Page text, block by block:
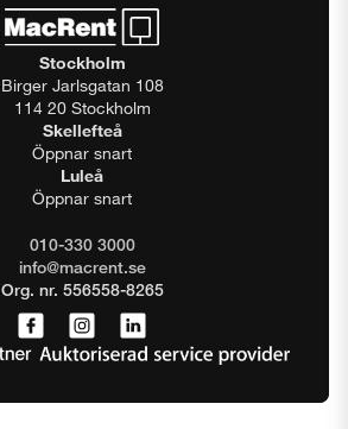
Stockholm
Birger Jarlsgatan 108
114 20 Stockholm
Skellefteå
Öppnar snart
Luleå
Öppnar snart
010-330 3000
info@macrent.se
Org. nr. 556558-8265